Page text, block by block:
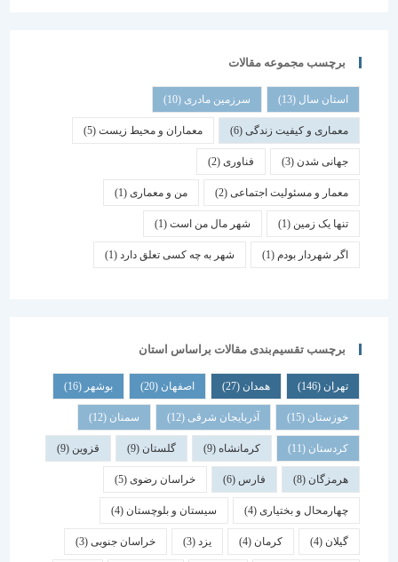
برچسب مجموعه مقالات
استان سال(13) سرزمین مادری(10)
معماری و کیفیت زندگی(6) معماران و محیط زیست(5)
جهانی شدن(3) فناوری (2)
معمار و مسئولیت اجتماعی (2) من و معماری (1)
تنها یک زمین(1) شهر مال من است(1)
اگر شهردار بودم (1) شهر به چه کسی تعلق دارد(1)
برچسب تقسیم‌بندی مقالات براساس استان
همدان اصفهان (20) بوشهر
خوزستان(15) آذربایجان شرقی(12) سمنان (12)
کردستان(11) کرمانشاه(9) گلستان (9) قزوین
هرمزگان(8) فارس خراسان رضوی(5)
چهارمحال و بختیاری (4) سیستان و بلوچستان(4)
کرمان یزد خراسان جنوبی(3)